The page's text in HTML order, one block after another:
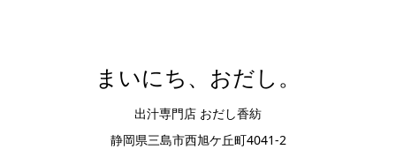
まいにち、おだし。
出汁専門店 おだし香紡
静岡県三島市西旭ケ丘町4041-2